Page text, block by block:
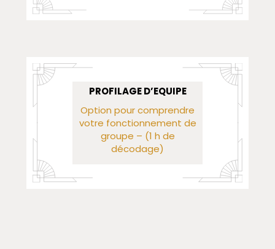
PROFILAGE D’EQUIPE
Option pour comprendre
votre fonctionnement de
groupe – (1 h de
décodage)